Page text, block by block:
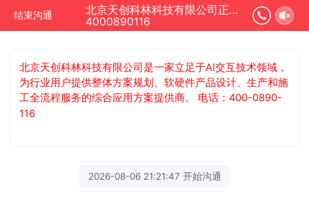
结束沟通
北京天创科林科技有限公司正在为您服务
4000890116
北京天创科林科技有限公司是一家立足于AI交互技术领域，
为行业用户提供整体方案规划、软硬件产品设计、生产和施
工全流程服务的综合应用方案提供商。 电话：400-0890-
116
2026-08-06 21:21:47 开始沟通